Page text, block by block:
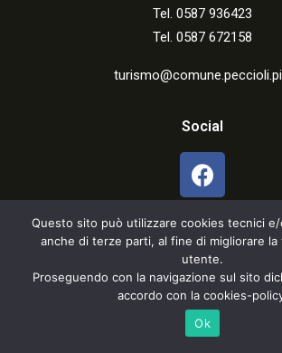
Tel. 0587 936423
Tel. 0587 672158
Social
Cookies & Privacy
Questo sito può utilizzare cookies tecnici
anche di terze parti, al fine di migliorare la
utente.
Proseguendo con la navigazione sul sito
accordo con la cookies-
Ok